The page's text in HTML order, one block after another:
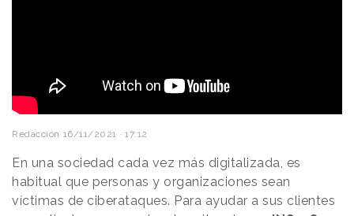
Redacción 16/11/2021 · 17:12
En una sociedad cada vez más digitalizada, es
habitual que personas y organizaciones sean
víctimas de ciberataques. Para ayudar a sus clientes